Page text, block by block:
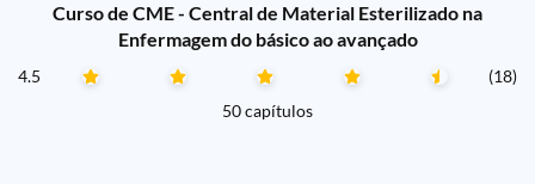
Curso de CME - Central de Material Esterilizado na
Enfermagem do básico ao avançado
4.5
(18)
50 capítulos